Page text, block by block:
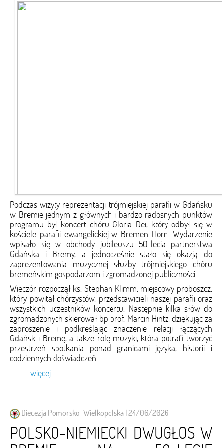
Podczas wizyty reprezentacji trójmiejskiej parafii w Gdańsku
w Bremie jednym z głównych i bardzo radosnych punktów
programu był koncert chóru Gloria Dei, który odbył się w
kościele parafii ewangelickiej w Bremen-Horn. Wydarzenie
wpisało się w obchody jubileuszu 50-lecia partnerstwa
Gdańska i Bremy, a jednocześnie stało się okazją do
zaprezentowania muzycznej służby trójmiejskiego chóru
bremeńskim gospodarzom i zgromadzonej publiczności.
Wieczór rozpoczął ks. Stephan Klimm, miejscowy proboszcz,
który powitał chórzystów, przedstawicieli naszej parafii oraz
wszystkich uczestników koncertu. Następnie kilka słów do
zgromadzonych skierował bp prof. Marcin Hintz, dziękując za
zaproszenie i podkreślając znaczenie relacji łączących
Gdańsk i Bremę, a także rolę muzyki, która potrafi tworzyć
przestrzeń spotkania ponad granicami języka, historii i
codziennych doświadczeń.
... więcej...
Diecezja Pomorsko-Wielkopolska | 24/06/2026
POLSKO-NIEMIECKI DWUGŁOS W